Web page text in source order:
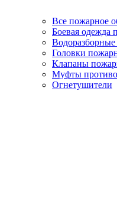
Все пожарное
Боевая одежда
Водоразборные
Головки
Клапаны
Муфты
Огнетушители